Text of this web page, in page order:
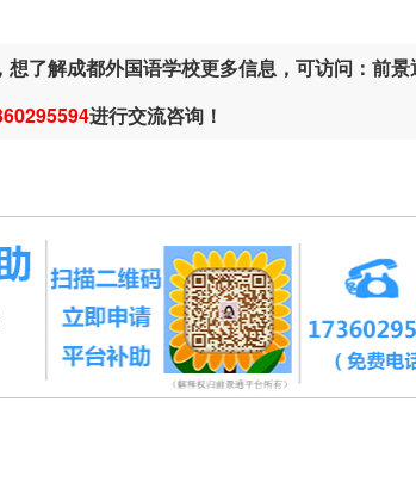
了解成都外国语学校更多信息，可访问：前景
进行交流咨询！